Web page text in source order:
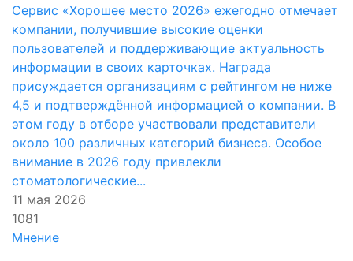
Сервис «Хорошее место 2026» ежегодно отмечает
компании, получившие высокие оценки
пользователей и поддерживающие актуальность
информации в своих карточках. Награда
присуждается организациям с рейтингом не ниже
4,5 и подтверждённой информацией о компании. В
этом году в отборе участвовали представители
около 100 различных категорий бизнеса. Особое
внимание в 2026 году привлекли
стоматологические...
11 мая 2026
1081
Мнение